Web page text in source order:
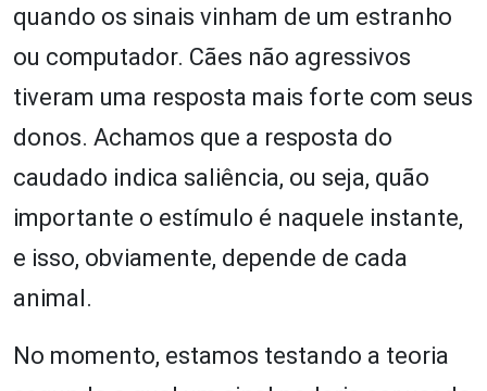
quando os sinais vinham de um estranho
ou computador. Cães não agressivos
tiveram uma resposta mais forte com seus
donos. Achamos que a resposta do
caudado indica saliência, ou seja, quão
importante o estímulo é naquele instante,
e isso, obviamente, depende de cada
animal.
No momento, estamos testando a teoria